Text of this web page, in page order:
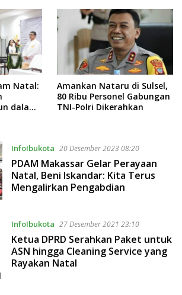
Natal:
dalam
Amankan Nataru di Sulsel,
80 Ribu Personel Gabungan
TNI-Polri Dikerahkan
InfoIbukota 20 Desember 2023 08:20
PDAM Makassar Gelar Perayaan
Natal, Beni Iskandar: Kita Terus
Mengalirkan Pengabdian
InfoIbukota 27 Desember 2021 23:10
Ketua DPRD Serahkan Paket untuk
ASN hingga Cleaning Service yang
Rayakan Natal